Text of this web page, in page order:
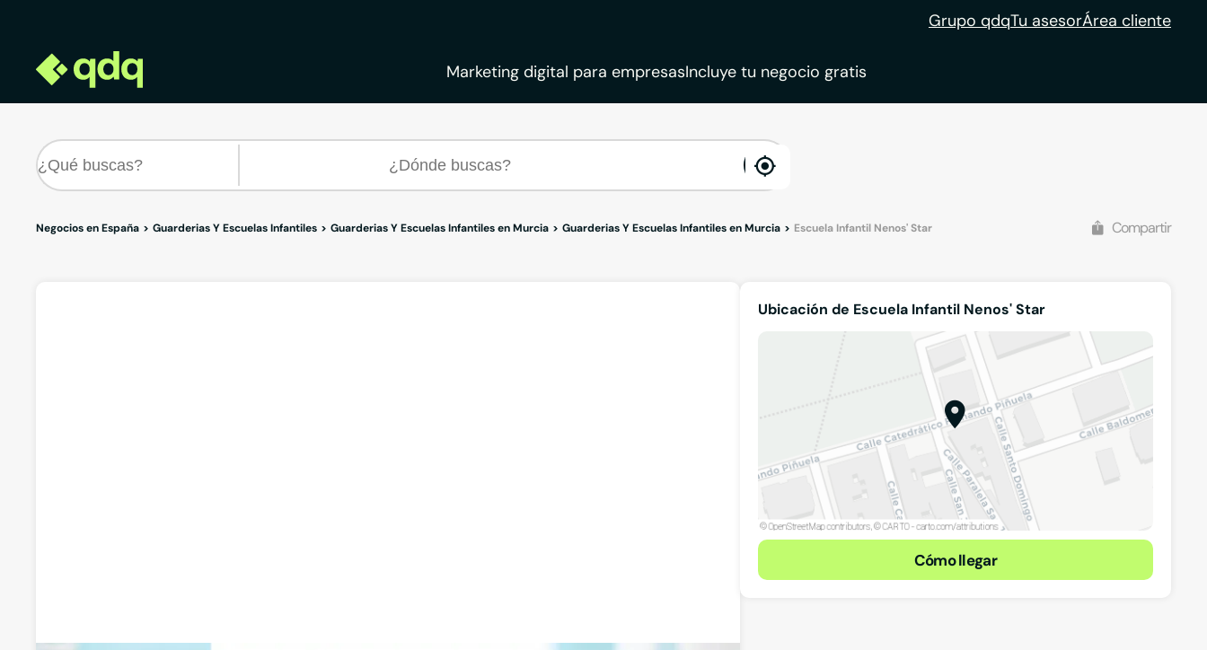
Grupo qdqTu asesorÁrea cliente
Marketing digital para empresasIncluye tu negocio gratis
enable
Negocios en España Guarderias Y Escuelas Infantiles Guarderias Y Escuelas Infantiles en Murcia Guarderias Y Escuelas Infantiles en Murcia Escuela Infantil Nenos' Star Compartir
Ubicación de Escuela Infantil Nenos' Star
Cómo llegar